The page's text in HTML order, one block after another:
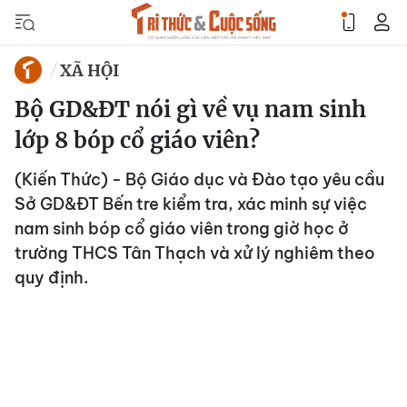
XÃ HỘI
Bộ GD&ĐT nói gì về vụ nam sinh
lớp 8 bóp cổ giáo viên?
(Kiến Thức) - Bộ Giáo dục và Đào tạo yêu cầu
Sở GD&ĐT Bến tre kiểm tra, xác minh sự việc
nam sinh bóp cổ giáo viên trong giờ học ở
trường THCS Tân Thạch và xử lý nghiêm theo
quy định.